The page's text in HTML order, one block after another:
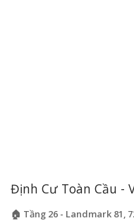
Định Cư Toàn Cầu -
🏠 Tầng 26 - Landmark 81,